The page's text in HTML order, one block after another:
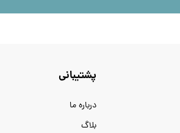
پشتیبانی
درباره ما
بلاگ